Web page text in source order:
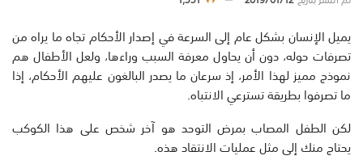
يميل الإنسان بشكل عام إلى السرعة في إصدار الأحكام تجاه ما يراه من
تصرفات حوله، دون أن يحاول معرفة السبب وراءها، ولعل الأطفال هم
نموذج مميز لهذا الأمر، إذ سرعان ما يصدر البالغون عليهم الأحكام، إذا
ما تصرفوا بطريقة تسترعي الانتباه.
لكن الطفل المصاب بمرض التوحد هو آخر شخص على هذا الكوكب
يحتاج منك إلى مثل عمليات الانتقاد هذه.